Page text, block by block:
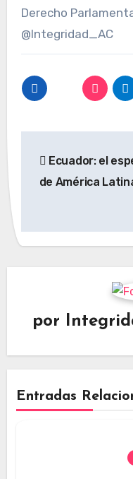
Derecho
@Integridad_AC
de
Ecuador: el
de América
por
Entradas